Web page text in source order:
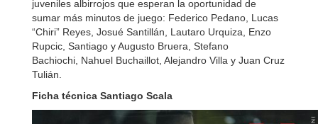
juveniles albirrojos que esperan la oportunidad de
sumar más minutos de juego: Federico Pedano, Lucas
“Chiri” Reyes, Josué Santillán, Lautaro Urquiza, Enzo
Rupcic, Santiago y Augusto Bruera, Stefano
Bachiochi, Nahuel Buchaillot, Alejandro Villa y Juan Cruz
Tulián.
Ficha técnica Santiago Scala